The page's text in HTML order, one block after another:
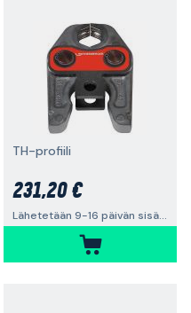
TH-profiili
231,20 €
Lähetetään 9-16 päivän sisällä